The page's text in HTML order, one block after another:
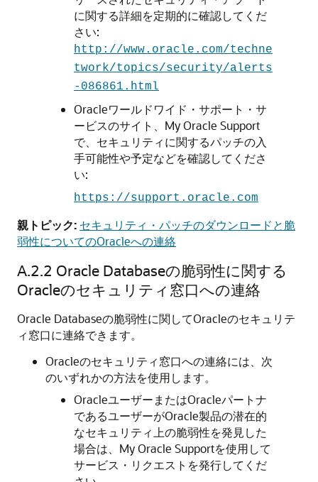
に関する詳細を定期的に確認してくだ
さい:
http://www.oracle.com/techne
twork/topics/security/alerts
-086861.html
Oracleワールドワイド・サポート・サ
ービスのサイト、My Oracle Support
で、セキュリティに関するパッチの入
手可能性や予定などを確認してくださ
い:
https://support.oracle.com
親トピック: セキュリティ・パッチのダウンロードと脆
弱性についてのOracleへの連絡
A.2.2 Oracle Databaseの脆弱性に関する
Oracleのセキュリティ窓口への連絡
Oracle Databaseの脆弱性に関してOracleのセキュリテ
ィ窓口に連絡できます。
Oracleのセキュリティ窓口への連絡には、次
のいずれかの方法を使用します。
OracleユーザーまたはOracleパートナ
であるユーザーがOracle製品の潜在的
なセキュリティ上の脆弱性を発見した
場合は、My Oracle Supportを使用して
サービス・リクエストを発行してくだ